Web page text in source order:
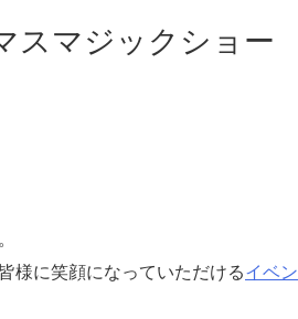
スマジックショー
様に笑顔になっていただけるイベン